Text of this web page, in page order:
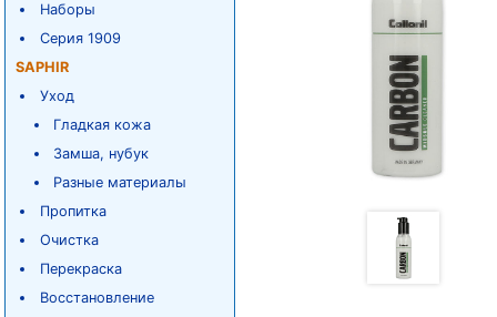
Наборы
Серия 1909
SAPHIR
Уход
Гладкая кожа
Замша, нубук
Разные материалы
Пропитка
Очистка
Перекраска
Восстановление